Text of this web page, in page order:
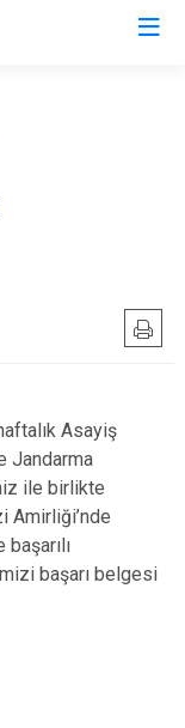
Asayiş
Jandarma
ile birlikte
Amirliği’nde
başarı belgesi